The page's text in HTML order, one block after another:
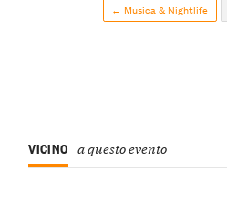
← Musica & Nightlife
VICINO a questo evento